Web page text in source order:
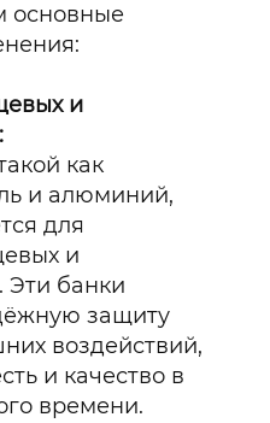
основные
и
как
и алюминий,
для
и
Эти банки
защиту
воздействий,
и качество в
времени.